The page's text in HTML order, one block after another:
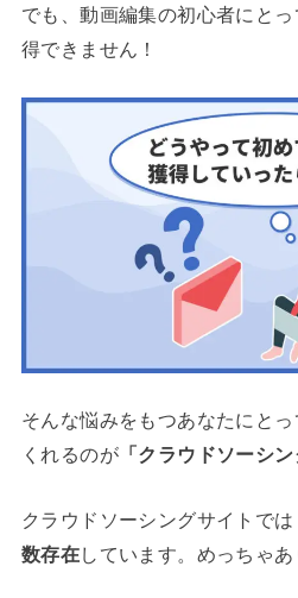
でも、動画編集の初心者にと
得できません！
そんな悩みをもつあなたにとっ
くれるのが「クラウドソーシン
クラウドソーシングサイトでは
数存在しています。めっちゃ